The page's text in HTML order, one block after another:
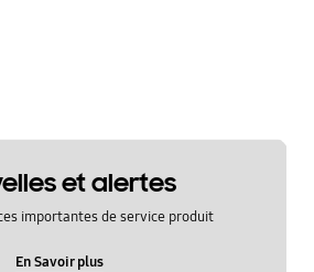
et alertes
importantes de service produit
En Savoir plus